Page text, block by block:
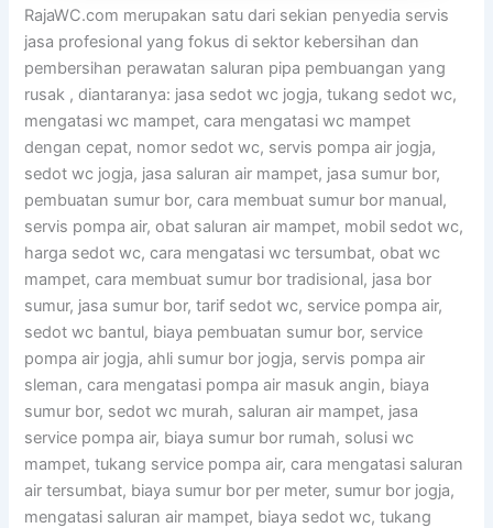
RajaWC.com merupakan satu dari sekian penyedia servis
jasa profesional yang fokus di sektor kebersihan dan
pembersihan perawatan saluran pipa pembuangan yang
rusak , diantaranya: jasa sedot wc jogja, tukang sedot wc,
mengatasi wc mampet, cara mengatasi wc mampet
dengan cepat, nomor sedot wc, servis pompa air jogja,
sedot wc jogja, jasa saluran air mampet, jasa sumur bor,
pembuatan sumur bor, cara membuat sumur bor manual,
servis pompa air, obat saluran air mampet, mobil sedot wc,
harga sedot wc, cara mengatasi wc tersumbat, obat wc
mampet, cara membuat sumur bor tradisional, jasa bor
sumur, jasa sumur bor, tarif sedot wc, service pompa air,
sedot wc bantul, biaya pembuatan sumur bor, service
pompa air jogja, ahli sumur bor jogja, servis pompa air
sleman, cara mengatasi pompa air masuk angin, biaya
sumur bor, sedot wc murah, saluran air mampet, jasa
service pompa air, biaya sumur bor rumah, solusi wc
mampet, tukang service pompa air, cara mengatasi saluran
air tersumbat, biaya sumur bor per meter, sumur bor jogja,
mengatasi saluran air mampet, biaya sedot wc, tukang